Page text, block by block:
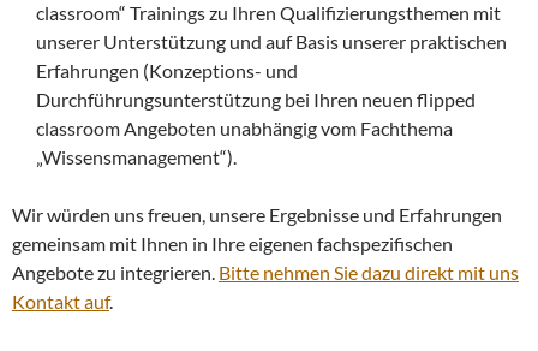
classroom“ Trainings zu Ihren Qualifizierungsthemen mit
unserer Unterstützung und auf Basis unserer praktischen
Erfahrungen (Konzeptions- und
Durchführungsunterstützung bei Ihren neuen flipped
classroom Angeboten unabhängig vom Fachthema
„Wissensmanagement“).
Wir würden uns freuen, unsere Ergebnisse und Erfahrungen
gemeinsam mit Ihnen in Ihre eigenen fachspezifischen
Angebote zu integrieren. Bitte nehmen Sie dazu direkt mit uns
Kontakt auf.